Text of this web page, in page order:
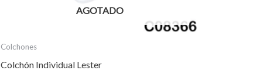
AGOTADO
Colchones
Colchón Individual Lester